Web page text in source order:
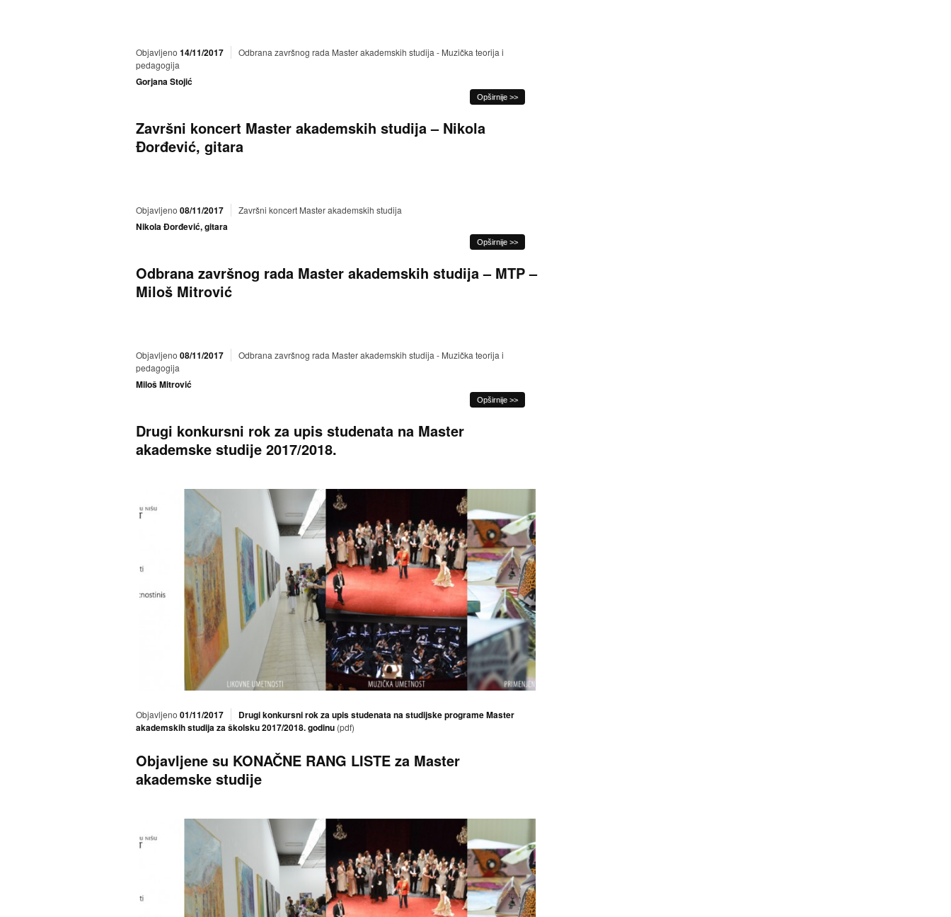
Objavljeno 14/11/2017
Odbrana završnog rada Master akademskih studija - Muzička teorija i
pedagogija
Gorjana Stojić
Opširnije >>
Završni koncert Master akademskih studija – Nikola
Đorđević, gitara
Objavljeno 08/11/2017 Završni koncert Master akademskih studija
Nikola Đorđević, gitara
Opširnije >>
Odbrana završnog rada Master akademskih studija – MTP –
Miloš Mitrović
Objavljeno 08/11/2017
Odbrana završnog rada Master akademskih studija - Muzička teorija i
pedagogija
Miloš Mitrović
Opširnije >>
Drugi konkursni rok za upis studenata na Master
akademske studije 2017/2018.
Objavljeno 01/11/2017
Drugi konkursni rok za upis studenata na studijske programe Master
akademskih studija za školsku 2017/2018. godinu (pdf)
Objavljene su KONAČNE RANG LISTE za Master
akademske studije